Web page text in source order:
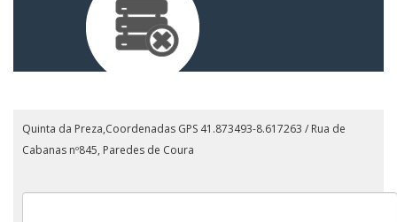
Quinta da Preza,Coordenadas GPS 41.873493-8.617263 / Rua de
Cabanas nº845, Paredes de Coura